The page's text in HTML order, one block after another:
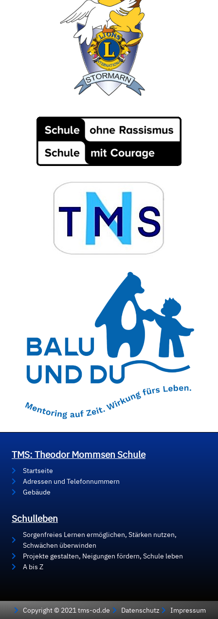
TMS: Theodor Mommsen Schule
Startseite
Adressen und Telefonnummern
Gebäude
Schulleben
Sorgenfreies Lernen ermöglichen, Stärken nutzen,
Schwächen überwinden
Projekte gestalten, Neigungen fördern, Schule leben
A bis Z
Copyright © 2021 tms-od.de Datenschutz Impressum